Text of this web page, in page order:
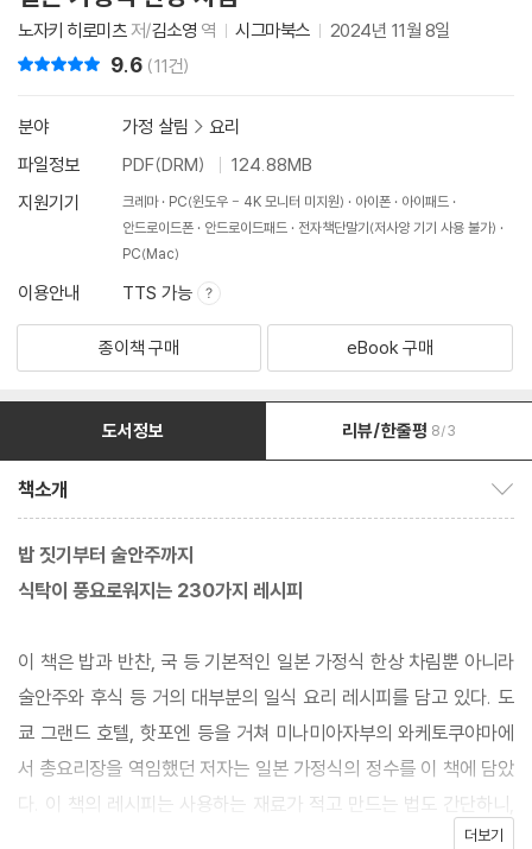
노자키 히로미츠 저/김소영 역 시그마북스 2024년 11월 8일
9.6 (11건)
분야 가정 살림 > 요리
파일정보
PDF(DRM)
124.88MB
지원기기
크레마 PC(윈도우 - 4K 모니터 미지원) 아이폰
아이패드
안드로이드폰
안드로이드패드
전자책단말기(저사양 기기 사용 불가)
PC(Mac)
이용안내 TTS 가능
종이책 구매 eBook 구매
도서정보 리뷰/한줄평 8/3
책소개
밥 짓기부터 술안주까지
식탁이 풍요로워지는 230가지 레시피
이 책은 밥과 반찬, 국 등 기본적인 일본 가정식 한상 차림뿐 아니라
술안주와 후식 등 거의 대부분의 일식 요리 레시피를 담고 있다. 도
쿄 그랜드 호텔, 핫포엔 등을 거쳐 미나미아자부의 와케토쿠야마에
서 총요리장을 역임했던 저자는 일본 가정식의 정수를 이 책에 담았
다. 이 책의 레시피는 사용하는 재료가 적고 만드는 법도 간단하니,
초보자여도 쉽게 따라할 수 있다. 또한 베테랑은 일식 요리의 새로운
더보기